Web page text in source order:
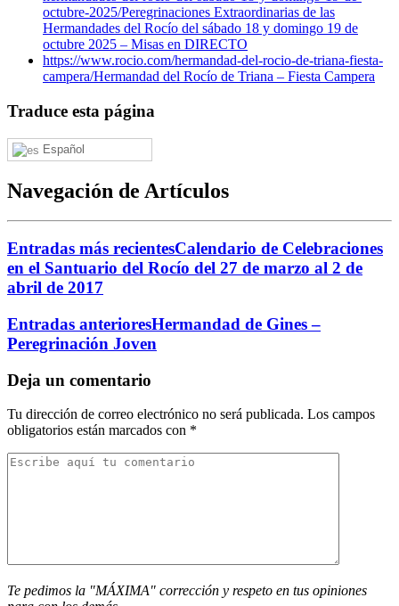
octubre-2025/Peregrinaciones Extraordinarias de las
Hermandades del Rocío del sábado 18 y domingo 19 de
octubre 2025 – Misas en DIRECTO
https://www.rocio.com/hermandad-del-rocio-de-triana-fiesta-
campera/Hermandad del Rocío de Triana – Fiesta Campera
Traduce esta página
Español
Navegación de Artículos
Entradas más recientesCalendario de Celebraciones
en el Santuario del Rocío del 27 de marzo al 2 de
abril de 2017
Entradas anterioresHermandad de Gines –
Peregrinación Joven
Deja un comentario
Tu dirección de correo electrónico no será publicada. Los campos
obligatorios están marcados con *
Te pedimos la "MÁXIMA" corrección y respeto en tus opiniones